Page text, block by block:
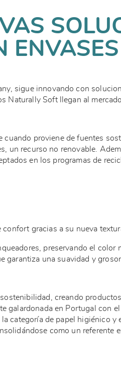
sigue innovando con
Soft llegan al
proviene de fuentes
un recurso no renovable.
en los programas de
gracias a su nueva
preservando el color
una suavidad y
creando
galardonada en Portugal con
categoría de papel higiénico
como un referente